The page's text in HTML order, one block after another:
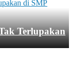
Terlupakan